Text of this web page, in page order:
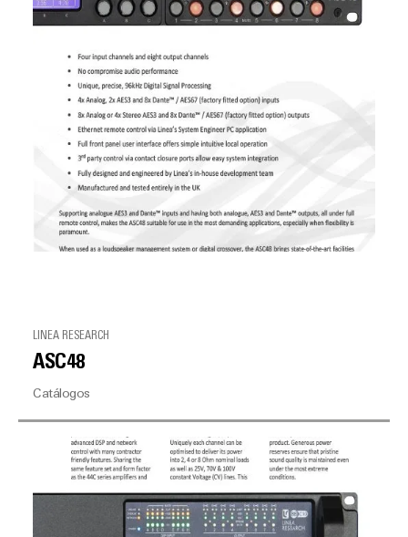
LINEA RESEARCH
ASC48
Catálogos